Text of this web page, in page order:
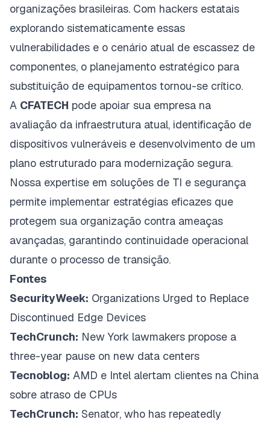
organizações brasileiras. Com hackers estatais
explorando sistematicamente essas
vulnerabilidades e o cenário atual de escassez de
componentes, o planejamento estratégico para
substituição de equipamentos tornou-se crítico.
A CFATECH pode apoiar sua empresa na
avaliação da infraestrutura atual, identificação de
dispositivos vulneráveis e desenvolvimento de um
plano estruturado para modernização segura.
Nossa expertise em soluções de TI e segurança
permite implementar estratégias eficazes que
protegem sua organização contra ameaças
avançadas, garantindo continuidade operacional
durante o processo de transição.
Fontes
SecurityWeek: Organizations Urged to Replace
Discontinued Edge Devices
TechCrunch: New York lawmakers propose a
three-year pause on new data centers
Tecnoblog: AMD e Intel alertam clientes na China
sobre atraso de CPUs
TechCrunch: Senator, who has repeatedly